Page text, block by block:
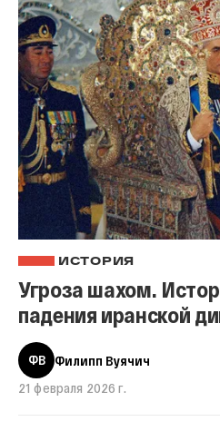
ИСТОРИЯ
Угроза шахом.
падения иранской
ФВ
Филипп Вуячич
21 февраля 2026 г.